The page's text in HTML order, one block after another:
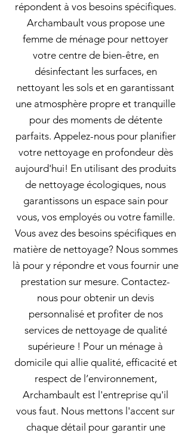
répondent à vos besoins spécifiques.
Archambault vous propose une
femme de ménage pour nettoyer
votre centre de bien-être, en
désinfectant les surfaces, en
nettoyant les sols et en garantissant
une atmosphère propre et tranquille
pour des moments de détente
parfaits. Appelez-nous pour planifier
votre nettoyage en profondeur dès
aujourd'hui! En utilisant des produits
de nettoyage écologiques, nous
garantissons un espace sain pour
vous, vos employés ou votre famille.
Vous avez des besoins spécifiques en
matière de nettoyage? Nous sommes
là pour y répondre et vous fournir une
prestation sur mesure. Contactez-
nous pour obtenir un devis
personnalisé et profiter de nos
services de nettoyage de qualité
supérieure ! Pour un ménage à
domicile qui allie qualité, efficacité et
respect de l’environnement,
Archambault est l'entreprise qu'il
vous faut. Nous mettons l'accent sur
chaque détail pour garantir une